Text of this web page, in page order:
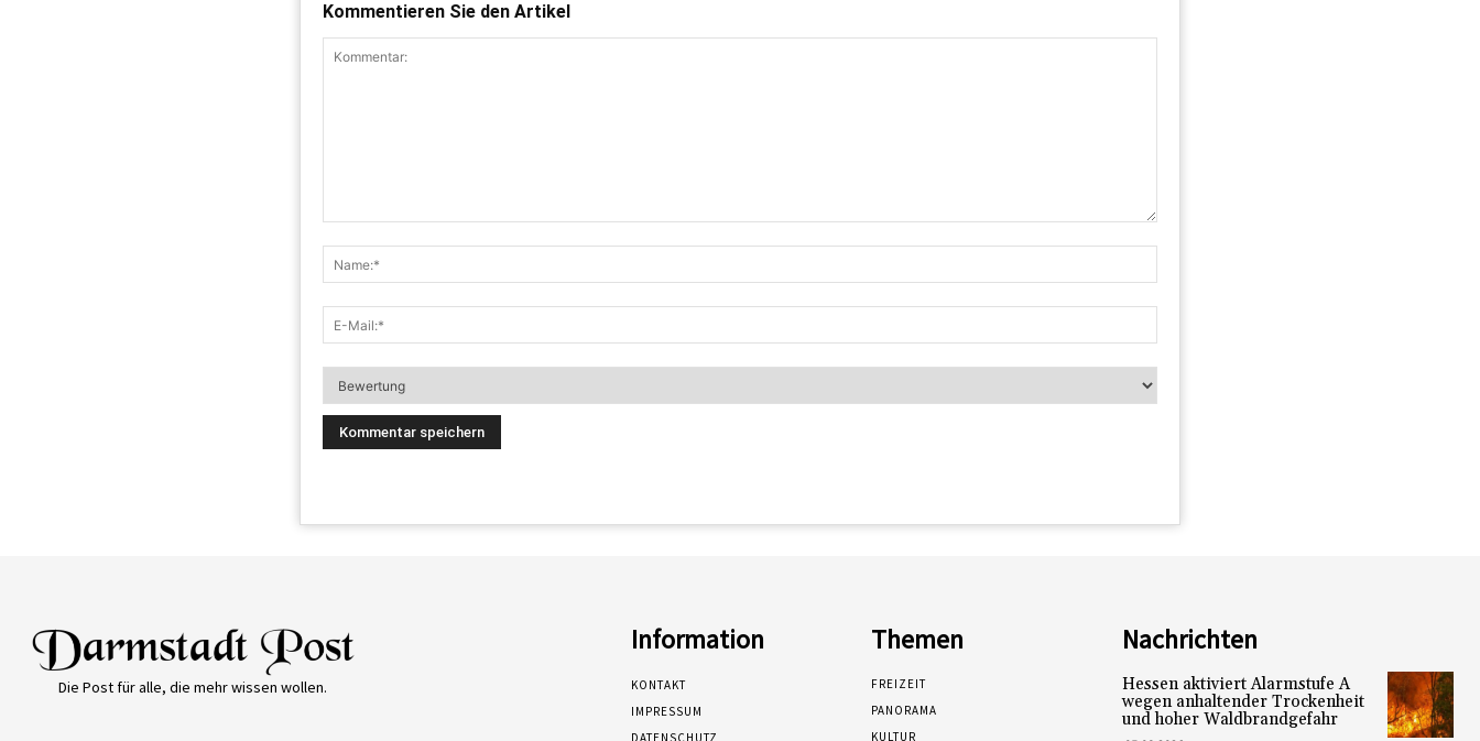
Kommentieren Sie den Artikel
Die Post für alle, die mehr wissen wollen.
Information
KONTAKT
IMPRESSUM
DATENSCHUTZ
Themen
FREIZEIT
PANORAMA
KULTUR
Nachrichten
Hessen aktiviert Alarmstufe A
wegen anhaltender Trockenheit
und hoher Waldbrandgefahr